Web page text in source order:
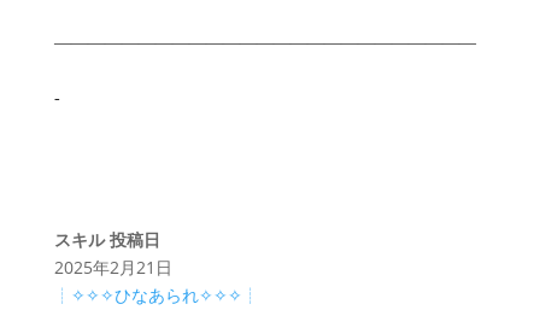
—————————————————————————
-
スキル 投稿日
2025年2月21日
┊✧✧✧ひなあられ✧✧✧┊